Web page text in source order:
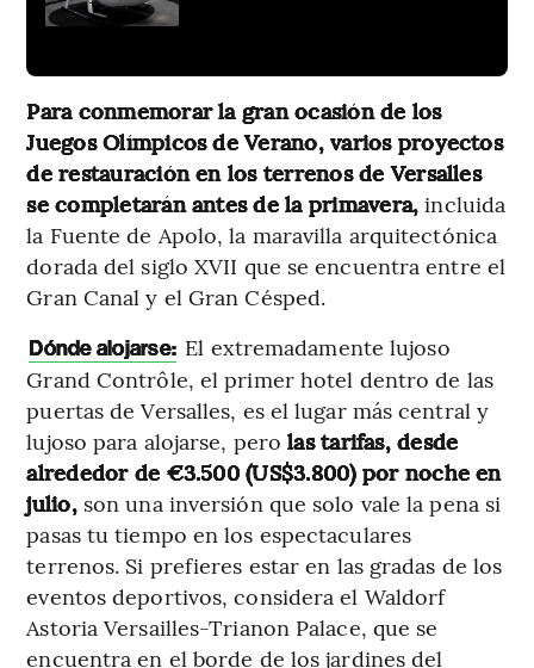
Para conmemorar la gran ocasión de los
Juegos Olímpicos de Verano, varios proyectos
de restauración en los terrenos de Versalles
se completarán antes de la primavera, incluida
la Fuente de Apolo, la maravilla arquitectónica
dorada del siglo XVII que se encuentra entre el
Gran Canal y el Gran Césped.
Dónde alojarse: El extremadamente lujoso
Grand Contrôle, el primer hotel dentro de las
puertas de Versalles, es el lugar más central y
lujoso para alojarse, perolas tarifas, desde
alrededor de €3.500 (US$3.800) por noche en
julio,son una inversión que solo vale la pena si
pasas tu tiempo en los espectaculares
terrenos. Si prefieres estar en las gradas de los
eventos deportivos, considera el Waldorf
Astoria Versailles-Trianon Palace, que se
encuentra en el borde de los jardines del